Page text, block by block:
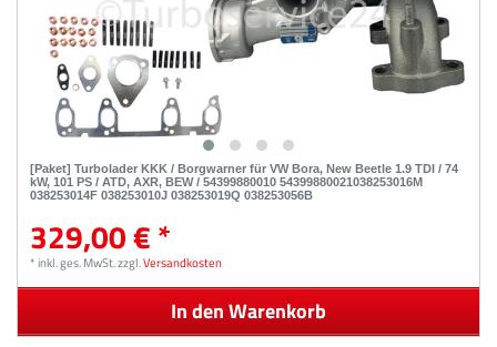
[Paket] Turbolader KKK / Borgwarner für VW Bora, New Beetle 1.9 TDI / 74
kW, 101 PS / ATD, AXR, BEW / 54399880010 54399880021038253016M
038253014F 038253010J 038253019Q 038253056B
329,00 € *
*inkl. ges. MwSt.zzgl.Versandkosten
In den Warenkorb